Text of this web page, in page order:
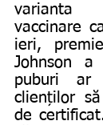
varianta
vaccinare
ieri,
Johnson
puburi ar
clienților
de